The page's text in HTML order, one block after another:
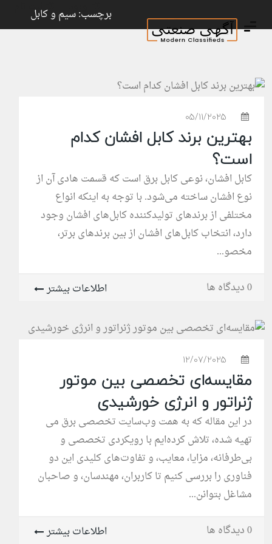
ثبت نام
برچسب: سیم و کابل
05/11/2025
بهترین برند کابل افشان کدام
است؟
کابل‌ افشان، نوعی کابل برق است که قسمت هادی آن از
نوع افشان ساخته می‌شود. با توجه به اینکه انواع
مختلفی از برندهای تولید‌کننده کابل‌های افشان وجود
دارد، انتخاب کابل‌های افشان از بین برندهای برتر،
مخصو...
0 دیدگاه ها
اطلاعات بیشتر
12/07/2025
مقایسه‌ای تخصصی بین موتور
ژنراتور و انرژی خورشیدی
در این مقاله که به همت وب‌سایت تخصصی برق می
تهیه شده، تلاش کرده‌ایم با رویکردی تخصصی و
بی‌طرفانه، مزایا، معایب، و تفاوت‌های کلیدی این دو
فناوری را بررسی کنیم تا کاربران، مهندسان، و صاحبان
مشاغل بتوانن...
0 دیدگاه ها
اطلاعات بیشتر